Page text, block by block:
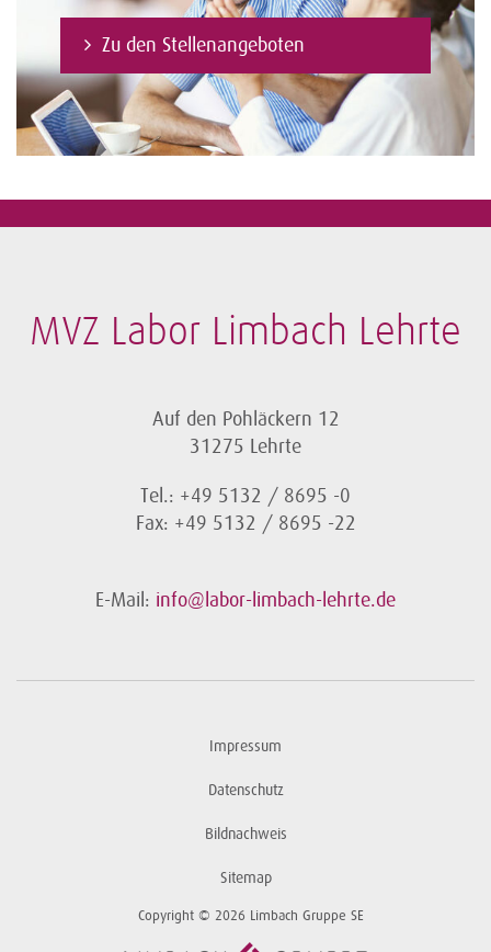
Zu den Stellenangeboten
MVZ Labor Limbach Lehrte
Auf den Pohläckern 12
31275 Lehrte
Tel.: +49 5132 / 8695 -0
Fax: +49 5132 / 8695 -22
E-Mail: info@labor-limbach-lehrte.de
Impressum
Datenschutz
Bildnachweis
Sitemap
Copyright © 2026 Limbach Gruppe SE